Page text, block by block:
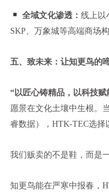
全域文化渗透： 线上以
SKP、万象城等高端商场
五、致未来：让知更鸟的
“以匠心铸精品，以科技赋
愿景在文化土壤中生根。
睿数据），HTK-TEC选择
我们贩卖的不是鞋，而是
知更鸟能在严寒中报春，